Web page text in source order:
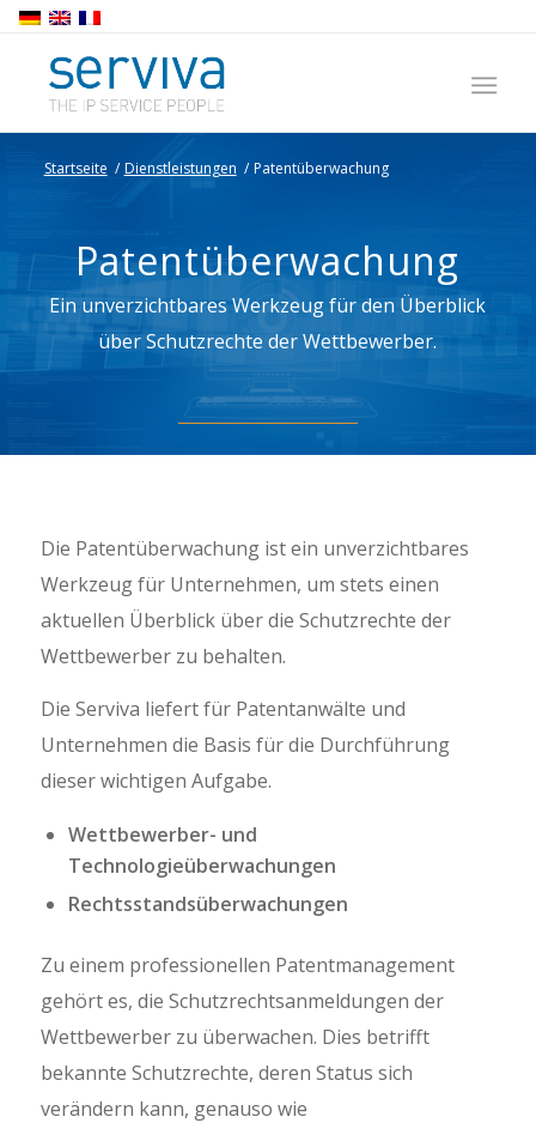
Startseite / Dienstleistungen / Patentüberwachung
Patentüberwachung
Ein unverzichtbares Werkzeug für den Überblick
über Schutzrechte der Wettbewerber.
Die Patentüberwachung ist ein unverzichtbares
Werkzeug für Unternehmen, um stets einen
aktuellen Überblick über die Schutzrechte der
Wettbewerber zu behalten.
Die Serviva liefert für Patentanwälte und
Unternehmen die Basis für die Durchführung
dieser wichtigen Aufgabe.
Wettbewerber- und
Technologieüberwachungen
Rechtsstandsüberwachungen
Zu einem professionellen Patentmanagement
gehört es, die Schutzrechtsanmeldungen der
Wettbewerber zu überwachen. Dies betrifft
bekannte Schutzrechte, deren Status sich
verändern kann, genauso wie